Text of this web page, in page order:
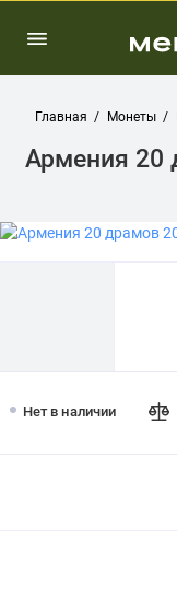
Главная Монеты
Армения 20
Нет в наличии